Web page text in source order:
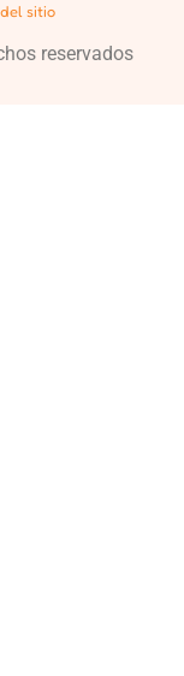
sitio
reservados